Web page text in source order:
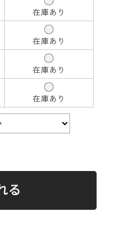
在庫あり
在庫あり
在庫あり
在庫あり